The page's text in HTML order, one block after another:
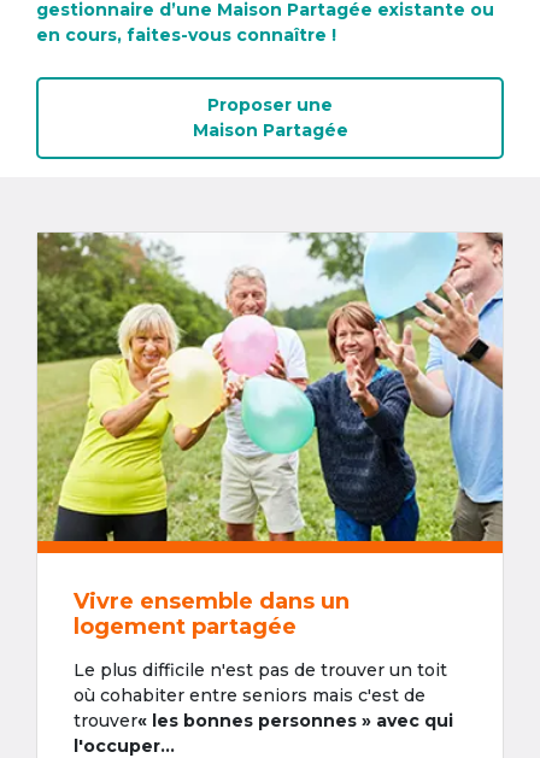
gestionnaire d’une Maison Partagée existante ou
en cours, faites-vous connaître !
Proposer une
Maison Partagée
Vivre ensemble dans un
logement partagée
Le plus difficile n'est pas de trouver un toit
où cohabiter entre seniors mais c'est de
trouver« les bonnes personnes » avec qui
l'occuper...